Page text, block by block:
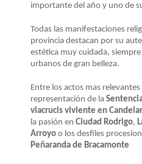
importante del año y uno de
Todas las manifestaciones
provincia destacan por su
estética muy cuidada,
urbanos de gran belleza.
Entre los actos mas
representación de la
viacrucis viviente en
la pasión en Ciudad Rodrigo,
Arroyo o los desfiles
Peñaranda de Bracamonte